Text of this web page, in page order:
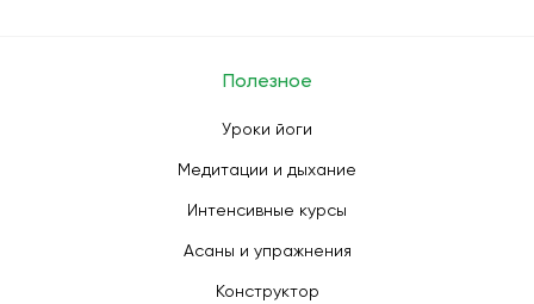
Полезное
Уроки йоги
Медитации и дыхание
Интенсивные курсы
Асаны и упражнения
Конструктор